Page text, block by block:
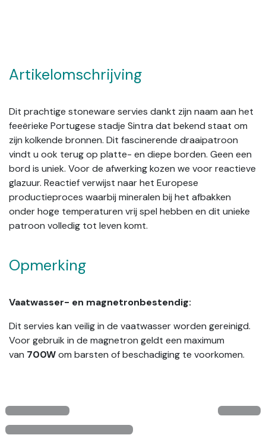
Artikelomschrijving
Dit prachtige stoneware servies dankt zijn naam aan het
feeërieke Portugese stadje Sintra dat bekend staat om
zijn kolkende bronnen. Dit fascinerende draaipatroon
vindt u ook terug op platte- en diepe borden. Geen een
bord is uniek. Voor de afwerking kozen we voor reactieve
glazuur. Reactief verwijst naar het Europese
productieproces waarbij mineralen bij het afbakken
onder hoge temperaturen vrij spel hebben en dit unieke
patroon volledig tot leven komt.
Opmerking
Vaatwasser- en magnetronbestendig:
Dit servies kan veilig in de vaatwasser worden gereinigd.
Voor gebruik in de magnetron geldt een maximum
van 700Wom barsten of beschadiging te voorkomen.